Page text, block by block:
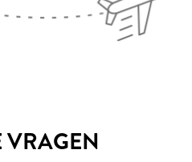
VRAGEN